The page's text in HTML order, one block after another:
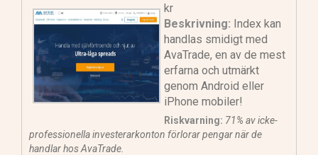
kr
Beskrivning: Index kan
handlas smidigt med
AvaTrade, en av de mest
erfarna och utmärkt
genom Android eller
iPhone mobiler!
Riskvarning: 71% av icke-
professionella investerarkonton förlorar pengar när de
handlar hos AvaTrade.